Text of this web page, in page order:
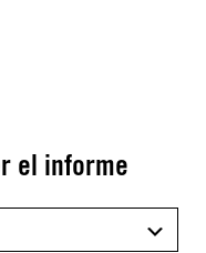
el informe